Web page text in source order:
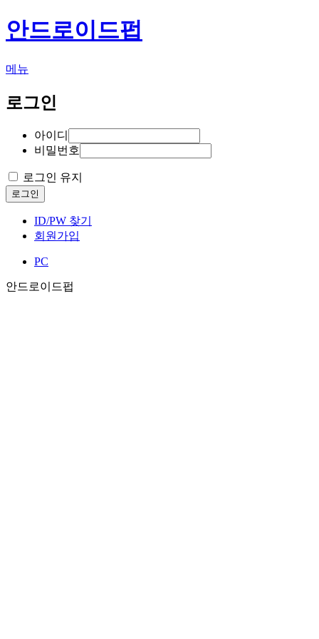
안드로이드펍
메뉴
로그인
아이디
비밀번호
로그인 유지
로그인
ID/PW 찾기
회원가입
PC
안드로이드펍